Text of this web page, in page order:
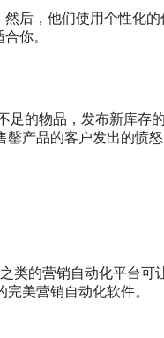
后，他们使用个性化
你。
的物品，发布新库
产品的客户发出的
类的营销自动化平台
美营销自动化软件。